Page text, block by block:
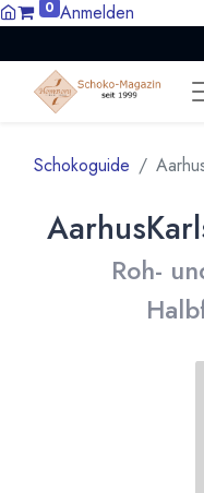
0 Anmelden
Schokoguide
Roh-